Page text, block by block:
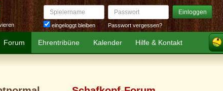
Spielername
eingeloggt bleiben
Passwort Einloggen
Passwort vergessen?
Forum Ehrentribüne Kalender Hilfe & Kontakt